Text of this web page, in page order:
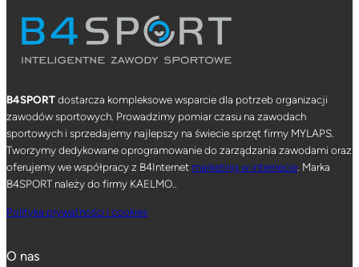
B4SPORTdostarcza kompleksowe wsparcie dla potrzeb organizacji
zawodów sportowych. Prowadzimy pomiar czasu na zawodach
sportowych i sprzedajemy najlepszy na świecie sprzęt firmy MYLAPS.
Tworzymy dedykowane oprogramowanie do zarządzania zawodami oraz
oferujemy we współpracy z B4Internet marketing w internecie . Marka
B4SPORT należy do firmy KAELMO..
Polityka prywatności i cookies
O nas